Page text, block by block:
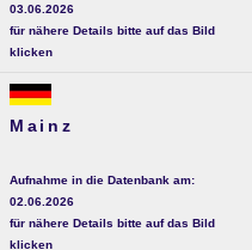
03.06.2026
für nähere Details bitte auf das Bild
klicken
Mainz
Aufnahme in die Datenbank am:
02.06.2026
für nähere Details bitte auf das Bild
klicken